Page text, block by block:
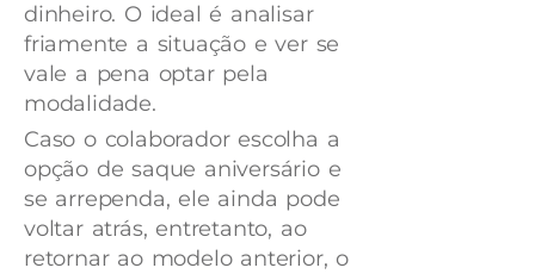
dinheiro. O ideal é analisar
friamente a situação e ver se
vale a pena optar pela
modalidade.
Caso o colaborador escolha a
opção de saque aniversário e
se arrependa, ele ainda pode
voltar atrás, entretanto, ao
retornar ao modelo anterior, o